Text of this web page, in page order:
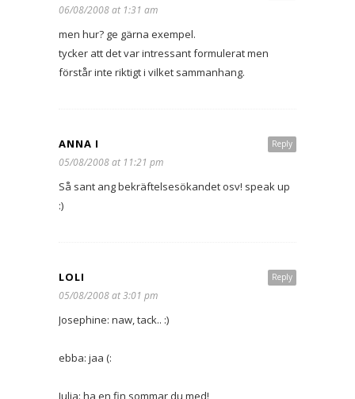
06/08/2008 at 1:31 am
men hur? ge gärna exempel.
tycker att det var intressant formulerat men
förstår inte riktigt i vilket sammanhang.
Reply
ANNA I
05/08/2008 at 11:21 pm
Så sant ang bekräftelsesökandet osv! speak up
:)
Reply
LOLI
05/08/2008 at 3:01 pm
Josephine: naw, tack.. :)
ebba: jaa (:
Julia: ha en fin sommar du med!